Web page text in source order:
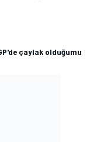
çaylak olduğumu